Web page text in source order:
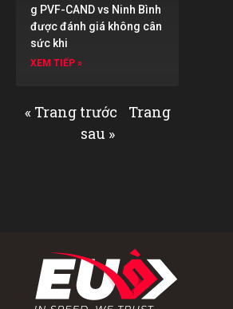
g PVF-CAND vs Ninh Bình
được đánh giá không cân
sức khi
XEM TIẾP »
« Trang trước
Trang
sau »